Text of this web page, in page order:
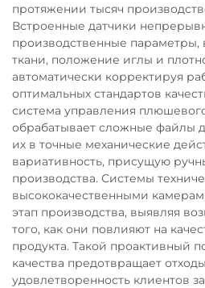
протяжении тысяч
Встроенные датчики
производственные параметры,
ткани, положение иглы и
автоматически корректируя
оптимальных стандартов
система управления
обрабатывает сложные файлы
их в точные механические
вариативность, присущую
производства. Системы
высококачественными
этап производства, выявляя
того, как они повлияют на
продукта. Такой проактивный
качества предотвращает
удовлетворенность клиентов